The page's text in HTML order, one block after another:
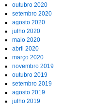
outubro 2020
setembro 2020
agosto 2020
julho 2020
maio 2020
abril 2020
março 2020
novembro 2019
outubro 2019
setembro 2019
agosto 2019
julho 2019